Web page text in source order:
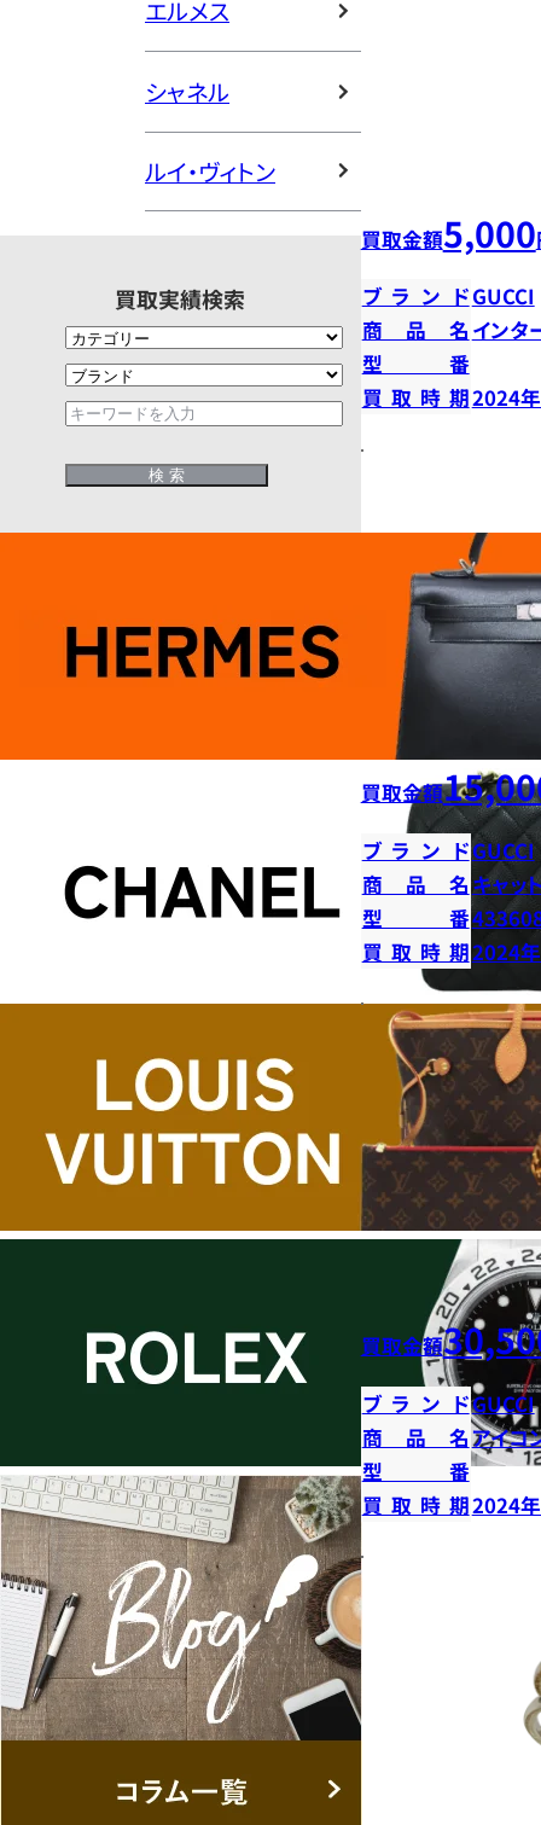
エルメス
シャネル
ルイ・ヴィトン
買取実績検索
買取金額5,000
ブランドGUCCI
商品名 インタ
型番
買取時期2024
買取金額
ブランドGUCCI
商品名 キャッ
型番
買取時期2024
買取金額
ブランドGUCCI
商品名アイコ
型番
買取時期2024